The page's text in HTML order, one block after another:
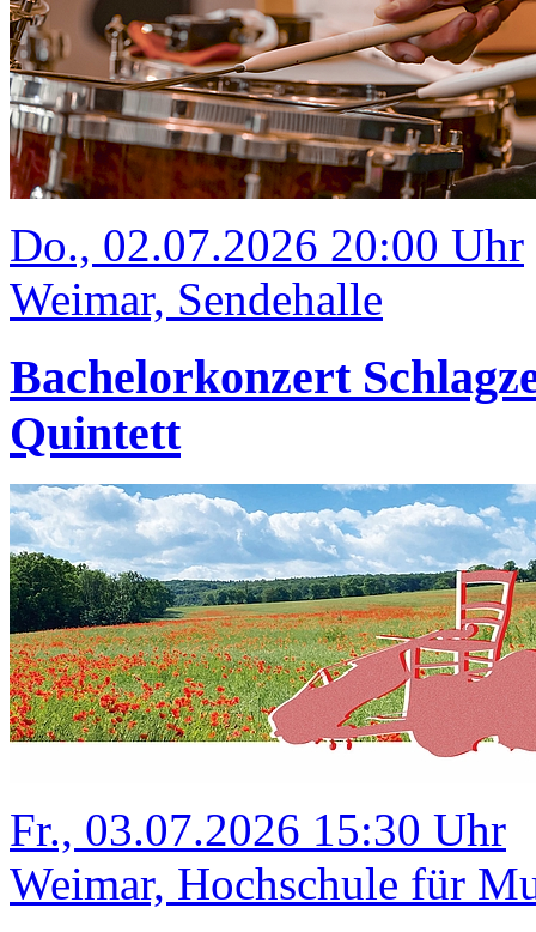
Do., 02.07.2026 20:00 Uhr
Weimar, Sendehalle
Bachelorkonzert
Quintett
Fr., 03.07.2026 15:30 Uhr
Weimar, Hochschule für